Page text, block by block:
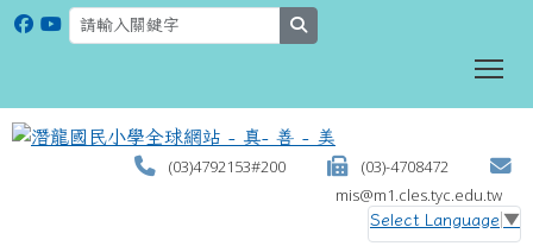
(03)4792153#200
(03)-4708472
mis@m1.cles.tyc.edu.tw
Select Language ▼